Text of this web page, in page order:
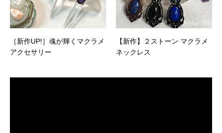
［新作UP!］魂が輝くマクラメ
アクセサリー
【新作】２ストーン マクラメ
ネックレス